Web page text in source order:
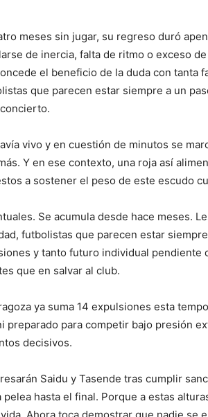
meses sin jugar, su regreso duró
de inercia, falta de ritmo o exceso
el beneficio de la duda con tanta
que parecen estar siempre a un
vivo y en cuestión de minutos se
Y en ese contexto, una roja así
a sostener el peso de este escudo
Se acumula desde hace meses.
futbolistas que parecen estar
y tanto futuro individual pendiente
que en salvar al club.
ya suma 14 expulsiones esta
para competir bajo presión
decisivos.
Saidu y Tasende tras cumplir
hasta el final. Porque a estas